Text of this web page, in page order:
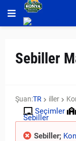
Sebiller
Şuan:TR iller
Seçimler
Sebiller
Sebiller;